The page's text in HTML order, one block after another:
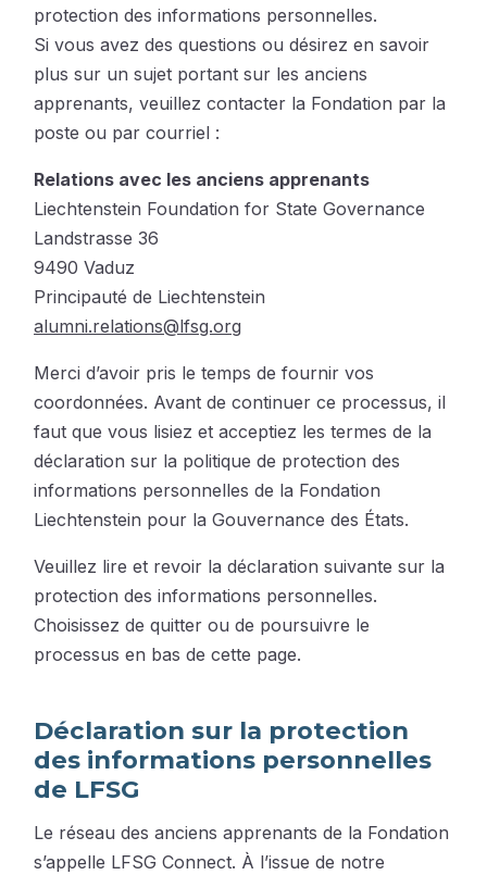
protection des informations personnelles.
Si vous avez des questions ou désirez en savoir
plus sur un sujet portant sur les anciens
apprenants, veuillez contacter la Fondation par la
poste ou par courriel :
Relations avec les anciens apprenants
Liechtenstein Foundation for State Governance
Landstrasse 36
9490 Vaduz
Principauté de Liechtenstein
alumni.relations@lfsg.org
Merci d’avoir pris le temps de fournir vos
coordonnées. Avant de continuer ce processus, il
faut que vous lisiez et acceptiez les termes de la
déclaration sur la politique de protection des
informations personnelles de la Fondation
Liechtenstein pour la Gouvernance des États.
Veuillez lire et revoir la déclaration suivante sur la
protection des informations personnelles.
Choisissez de quitter ou de poursuivre le
processus en bas de cette page.
Déclaration sur la protection
des informations personnelles
de LFSG
Le réseau des anciens apprenants de la Fondation
s’appelle LFSG Connect. À l’issue de notre